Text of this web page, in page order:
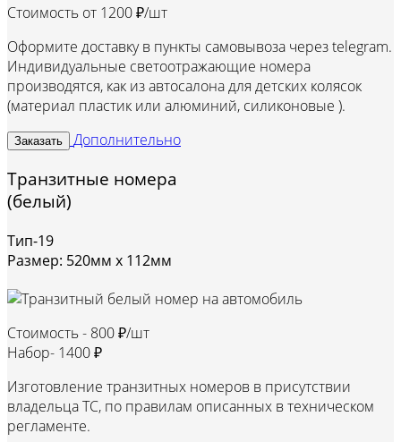
Стоимость от 1200 ₽/шт
Оформите доставку в пункты самовывоза через telegram.
Индивидуальные светоотражающие номера
производятся, как из автосалона для детских колясок
(материал пластик или алюминий, силиконовые ).
Заказать Дополнительно
Транзитные номера
(белый)
Тип-19
Размер: 520мм х 112мм
Стоимость - 800 ₽/шт
Набор- 1400 ₽
Изготовление транзитных номеров в присутствии
владельца ТС, по правилам описанных в техническом
регламенте.